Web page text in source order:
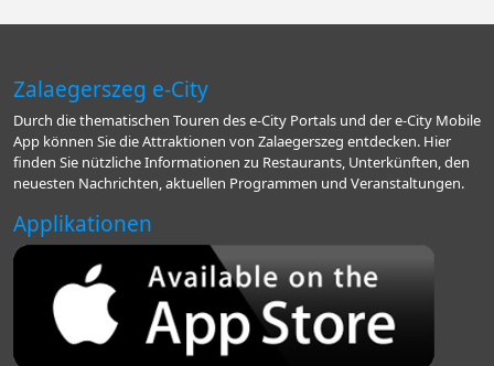
Zalaegerszeg e-City
Durch die thematischen Touren des e-City Portals und der e-City Mobile
App können Sie die Attraktionen von Zalaegerszeg entdecken. Hier
finden Sie nützliche Informationen zu Restaurants, Unterkünften, den
neuesten Nachrichten, aktuellen Programmen und Veranstaltungen.
Applikationen